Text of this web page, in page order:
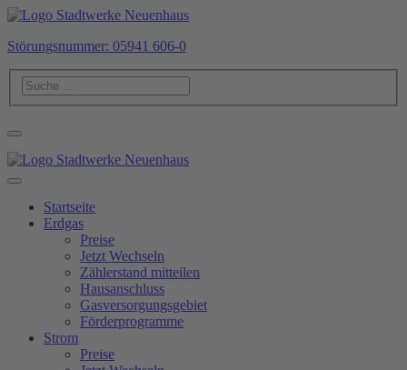
Störungsnummer: 05941 606-0
Startseite
Erdgas
Preise
Jetzt Wechseln
Zählerstand mitteilen
Hausanschluss
Gasversorgungsgebiet
Förderprogramme
Strom
Preise